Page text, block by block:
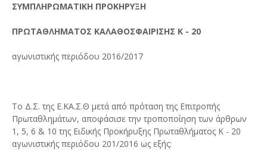
ΣΥΜΠΛΗΡΩΜΑΤΙΚΗ ΠΡΟΚΗΡΥΞΗ
ΠΡΩΤΑΘΛΗΜΑΤΟΣ ΚΑΛΑΘΟΣΦΑΙΡΙΣΗΣ Κ - 20
αγωνιστικής περιόδου 2016/2017
Το Δ.Σ. της Ε.ΚΑ.Σ.Θ μετά από πρόταση της Επιτροπής
Πρωταθλημάτων, αποφάσισε την τροποποίηση των άρθρων
1, 5, 6 & 10 της Ειδικής Προκήρυξης Πρωταθλήματος Κ - 20
αγωνιστικής περιόδου 201/2016 ως εξής: